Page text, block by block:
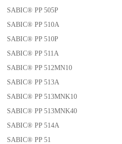
SABIC® PP 505P
SABIC® PP 510A
SABIC® PP 510P
SABIC® PP 511A
SABIC® PP 512MN10
SABIC® PP 513A
SABIC® PP 513MNK10
SABIC® PP 513MNK40
SABIC® PP 514A
SABIC® PP 51